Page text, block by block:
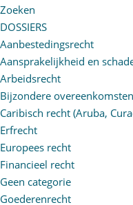
Zoeken
DOSSIERS
Aanbestedingsrecht
Aansprakelijkheid en
Arbeidsrecht
Bijzondere overeenkomsten
Caribisch recht (Aruba,
Erfrecht
Europees recht
Financieel recht
Geen categorie
Goederenrecht